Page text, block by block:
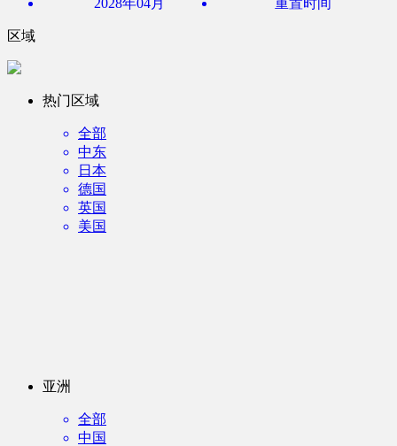
2028年04月 重置时间
区域
热门区域
全部
中东
日本
德国
英国
美国
亚洲
全部
中国